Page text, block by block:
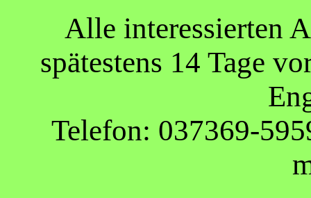
Alle interessierten
spätestens 14 Tage
Telefon: 037369-